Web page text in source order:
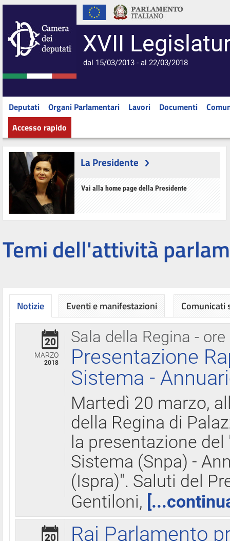
XVII
dal 15/03/2013 - al 22/03/2018
Deputati Organi Parlamentari Lavori Documenti
Accesso rapido
La Presidente
Vai alla home page della Presidente
Temi dell'attività
Notizie
Sala della Regina - ore
20
MARZO
2018
Presentazione
Sistema -
Martedì 20 marzo,
della Regina di
la presentazione
Sistema (Snpa) -
(Ispra)". Saluti del
Gentiloni,
20
Rai Parlamento
Eventi e manifestazioni Comunicati